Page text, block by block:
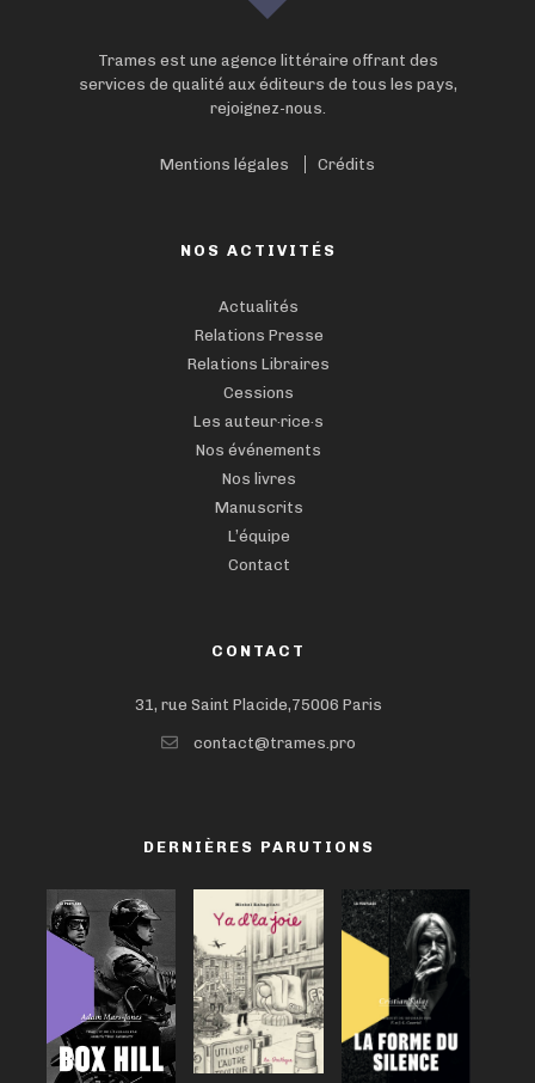
Trames est une agence littéraire offrant des
services de qualité aux éditeurs de tous les pays,
rejoignez-nous.
Mentions légales Crédits
NOS ACTIVITÉS
Actualités
Relations Presse
Relations Libraires
Cessions
Les auteur·rice·s
Nos événements
Nos livres
Manuscrits
L’équipe
Contact
CONTACT
31, rue Saint Placide,75006 Paris
contact@trames.pro
DERNIÈRES PARUTIONS